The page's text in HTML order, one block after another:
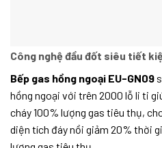
Công nghệ đầu đốt siêu tiết
Bếp gas hồng ngoại EU-GN09
hồng ngoại với trên 2000 lỗ li ti
cháy 100% lượng gas tiêu thụ,
diện tích đáy nồi giảm 20% thời